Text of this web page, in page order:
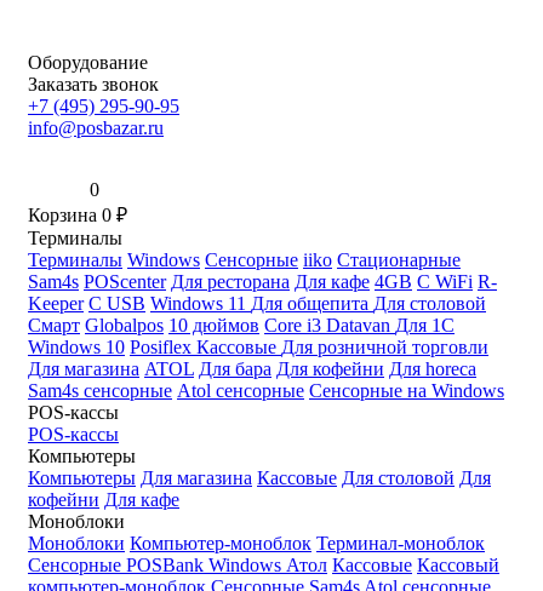
Оборудование
Заказать звонок
+7 (495) 295-90-95
info@posbazar.ru
0
Корзина 0 ₽
Терминалы
Терминалы Windows Сенсорные iiko Стационарные
Sam4s POScenter Для ресторана Для кафе 4GB С WiFi R-
Keeper С USB Windows 11 Для общепита Для столовой
Смарт Globalpos 10 дюймов Core i3 Datavan Для 1С
Windows 10 Posiflex Кассовые Для розничной торговли
Для магазина ATOL Для бара Для кофейни Для horeca
Sam4s сенсорные Atol сенсорные Сенсорные на Windows
POS-кассы
POS-кассы
Компьютеры
Компьютеры Для магазина Кассовые Для столовой Для
кофейни Для кафе
Моноблоки
Моноблоки Компьютер-моноблок Терминал-моноблок
Сенсорные POSBank Windows Атол Кассовые Кассовый
компьютер-моноблок Сенсорные Sam4s Atol сенсорные